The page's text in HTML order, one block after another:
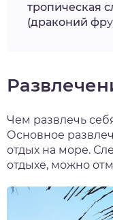
тропическая
(драконий фр
Чем развлечь
Основное
отдых на море.
отдыхе, можно